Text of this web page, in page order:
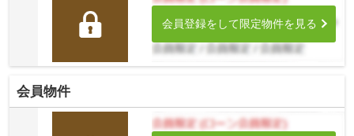
会員登録をして限定物件を見る
会員物件